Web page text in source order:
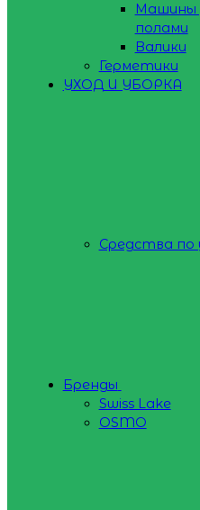
Машины
полами
Валики
Герметики
УХОД И УБОРКА
Средства по
Бренды
Swiss Lake
OSMO